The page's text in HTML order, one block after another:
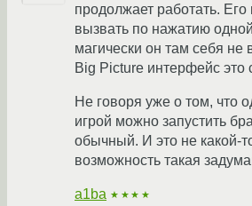
продолжает работать.
вызвать по нажатию
магически он там себя не
Big Picture интерфейс это
Не говоря уже о том, что
игрой можно запустить
обычный. И это не какой-
возможность такая
a1ba ★★★★